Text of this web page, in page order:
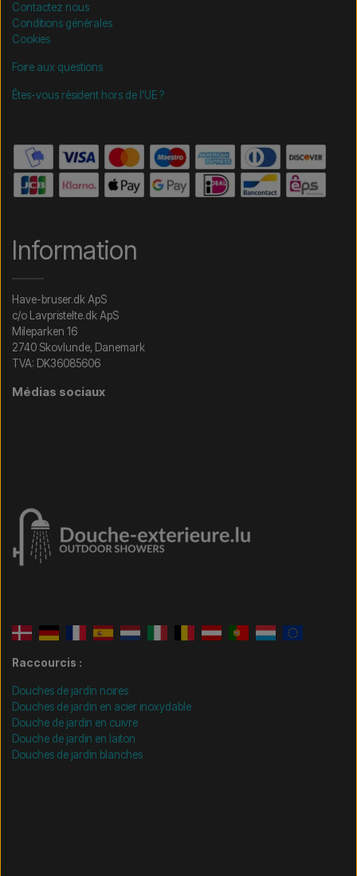
Contactez nous
Conditions générales
Cookies
Foire aux questions
Êtes-vous résident hors de l'UE ?
Information
Have-bruser.dk ApS
c/o Lavpristelte.dk ApS
Mileparken 16
2740 Skovlunde, Danemark
TVA: DK36085606
Médias sociaux
Raccourcis :
Douches de jardin noires
Douches de jardin en acier inoxydable
Douche de jardin en cuivre
Douche de jardin en laiton
Douches de jardin blanches